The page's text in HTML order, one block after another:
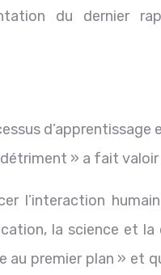
du dernier
d’apprentissage
» a fait valoir
l’interaction
la science et
au premier plan » et